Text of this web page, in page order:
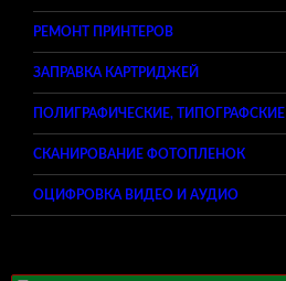
РЕМОНТ ПРИНТЕРОВ
ЗАПРАВКА КАРТРИДЖЕЙ
ПОЛИГРАФИЧЕСКИЕ, ТИПОГРАФСКИЕ
СКАНИРОВАНИЕ ФОТОПЛЕНОК
ОЦИФРОВКА ВИДЕО И АУДИО